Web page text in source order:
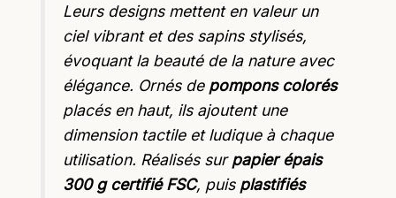
Leurs designs mettent en valeur un
ciel vibrant et des sapins stylisés,
évoquant la beauté de la nature avec
élégance. Ornés de pompons colorés
placés en haut, ils ajoutent une
dimension tactile et ludique à chaque
utilisation. Réalisés surpapier épais
300 g certifié FSC, puis plastifiés